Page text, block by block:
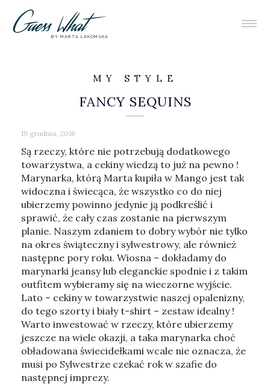
BY MARTA LAKOMSKA
MY STYLE
FANCY SEQUINS
19 grudnia, 2016
Są rzeczy, które nie potrzebują dodatkowego
towarzystwa, a cekiny wiedzą to już na pewno !
Marynarka, którą Marta kupiła w Mango jest tak
widoczna i świecąca, że wszystko co do niej
ubierzemy powinno jedynie ją podkreślić i
sprawić, że cały czas zostanie na pierwszym
planie. Naszym zdaniem to dobry wybór nie tylko
na okres świąteczny i sylwestrowy, ale również
następne pory roku. Wiosna – dokładamy do
marynarki jeansy lub eleganckie spodnie i z takim
outfitem wybieramy się na wieczorne wyjście.
Lato – cekiny w towarzystwie naszej opalenizny,
do tego szorty i biały t-shirt – zestaw idealny !
Warto inwestować w rzeczy, które ubierzemy
jeszcze na wiele okazji, a taka marynarka choć
obładowana świecidełkami wcale nie oznacza, że
musi po Sylwestrze czekać rok w szafie do
następnej imprezy.